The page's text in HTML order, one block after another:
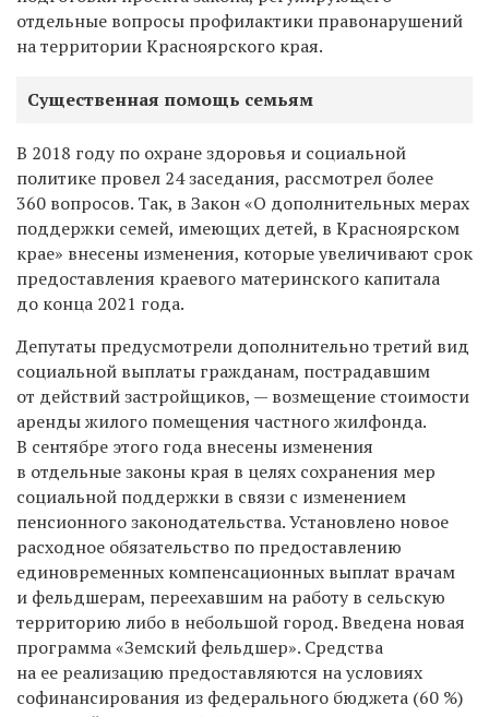
отдельные вопросы профилактики правонарушений
на территории Красноярского края.
Существенная помощь семьям
В 2018 году по охране здоровья и социальной
политике провел 24 заседания, рассмотрел более
360 вопросов. Так, в Закон «О дополнительных мерах
поддержки семей, имеющих детей, в Красноярском
крае» внесены изменения, которые увеличивают срок
предоставления краевого материнского капитала
до конца 2021 года.
Депутаты предусмотрели дополнительно третий вид
социальной выплаты гражданам, пострадавшим
от действий застройщиков, — возмещение стоимости
аренды жилого помещения частного жилфонда.
В сентябре этого года внесены изменения
в отдельные законы края в целях сохранения мер
социальной поддержки в связи с изменением
пенсионного законодательства. Установлено новое
расходное обязательство по предоставлению
единовременных компенсационных выплат врачам
и фельдшерам, переехавшим на работу в сельскую
территорию либо в небольшой город. Введена новая
программа «Земский фельдшер». Средства
на ее реализацию предоставляются на условиях
софинансирования из федерального бюджета (60 %)